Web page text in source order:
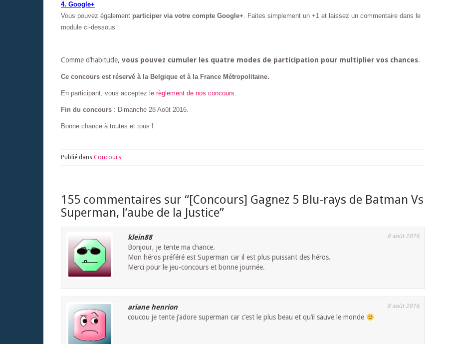
4. Google+
Vous pouvez également participer via votre compte Google+. Faites simplement un +1 et laissez un commentaire dans le
module ci-dessous :
Comme d’habitude, vous pouvez cumuler les quatre modes de participation pour multiplier vos chances.
Ce concours est réservé à la Belgique et à la France Métropolitaine.
En participant, vous acceptez le règlement de nos concours.
Fin du concours : Dimanche 28 Août 2016.
Bonne chance à toutes et tous !
Publié dans Concours
155 commentaires sur “[Concours] Gagnez 5 Blu-rays de Batman Vs
Superman, l’aube de la Justice”
klein88 8 août 2016
Bonjour, je tente ma chance.
Mon héros préféré est Superman car il est plus puissant des héros.
Merci pour le jeu-concours et bonne journée.
ariane henrion 8 août 2016
coucou je tente j’adore superman car c’est le plus beau et qu’il sauve le monde